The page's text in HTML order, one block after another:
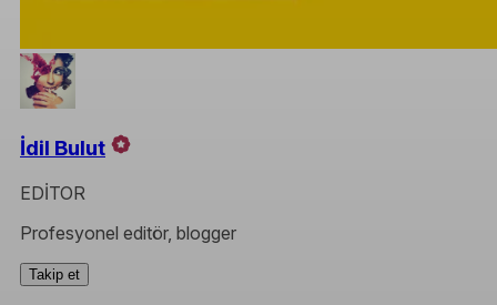
İdil Bulut
EDİTOR
Profesyonel editör, blogger
Takip et